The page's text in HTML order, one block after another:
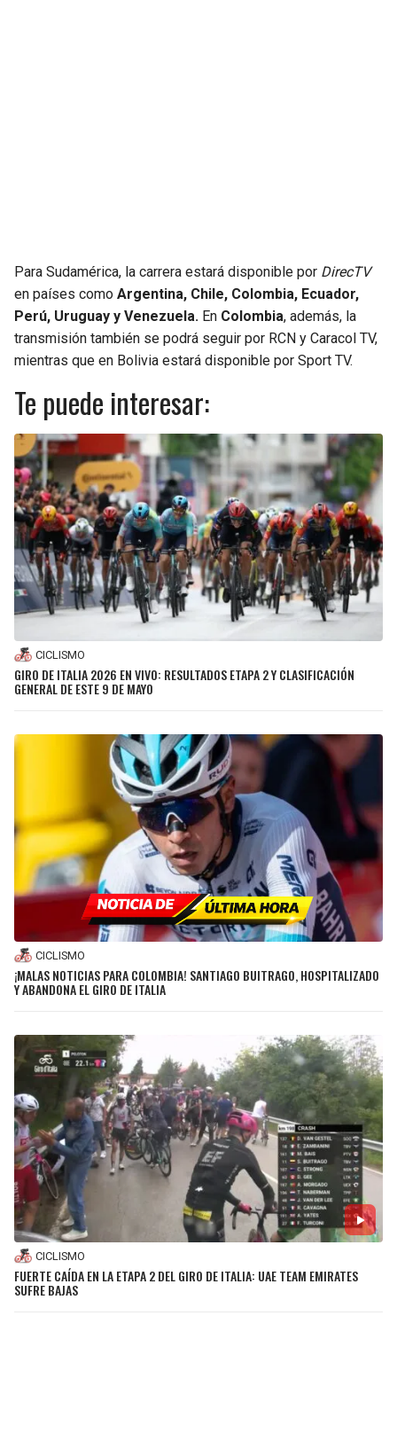
Para Sudamérica, la carrera estará disponible por DirecTV
en países como Argentina, Chile, Colombia, Ecuador,
Perú, Uruguay y Venezuela. En Colombia, además, la
transmisión también se podrá seguir por RCN y Caracol TV,
mientras que en Bolivia estará disponible por Sport TV.
Te puede interesar:
CICLISMO
GIRO DE ITALIA 2026 EN VIVO: RESULTADOS ETAPA 2 Y CLASIFICACIÓN
GENERAL DE ESTE 9 DE MAYO
CICLISMO
¡MALAS NOTICIAS PARA COLOMBIA! SANTIAGO BUITRAGO, HOSPITALIZADO
Y ABANDONA EL GIRO DE ITALIA
CICLISMO
FUERTE CAÍDA EN LA ETAPA 2 DEL GIRO DE ITALIA: UAE TEAM EMIRATES
SUFRE BAJAS